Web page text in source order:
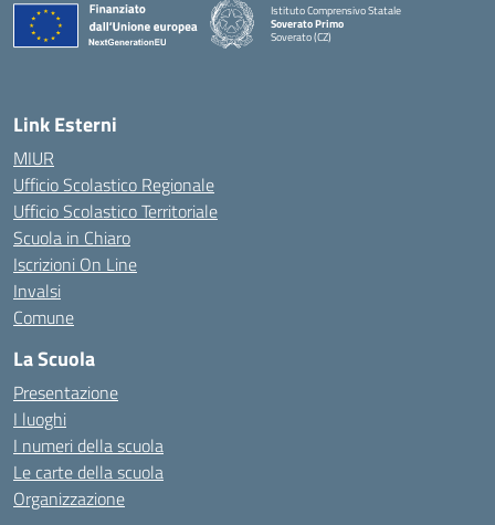
Istituto Comprensivo Statale
Soverato Primo
Soverato (CZ)
Link Esterni
MIUR
Ufficio Scolastico Regionale
Ufficio Scolastico Territoriale
Scuola in Chiaro
Iscrizioni On Line
Invalsi
Comune
La Scuola
Presentazione
I luoghi
I numeri della scuola
Le carte della scuola
Organizzazione